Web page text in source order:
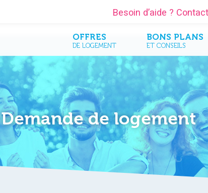
Besoin d’aide ?
OFFRES
DE LOGEMENT
BONS PLANS
ET CONSEILS
Demande de logement